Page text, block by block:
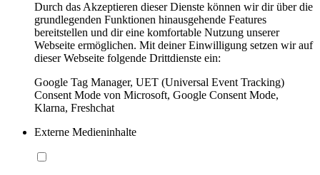
Durch das Akzeptieren dieser Dienste können wir dir über die
grundlegenden Funktionen hinausgehende Features
bereitstellen und dir eine komfortable Nutzung unserer
Webseite ermöglichen. Mit deiner Einwilligung setzen wir auf
dieser Webseite folgende Drittdienste ein:
Google Tag Manager, UET (Universal Event Tracking)
Consent Mode von Microsoft, Google Consent Mode,
Klarna, Freshchat
Externe Medieninhalte